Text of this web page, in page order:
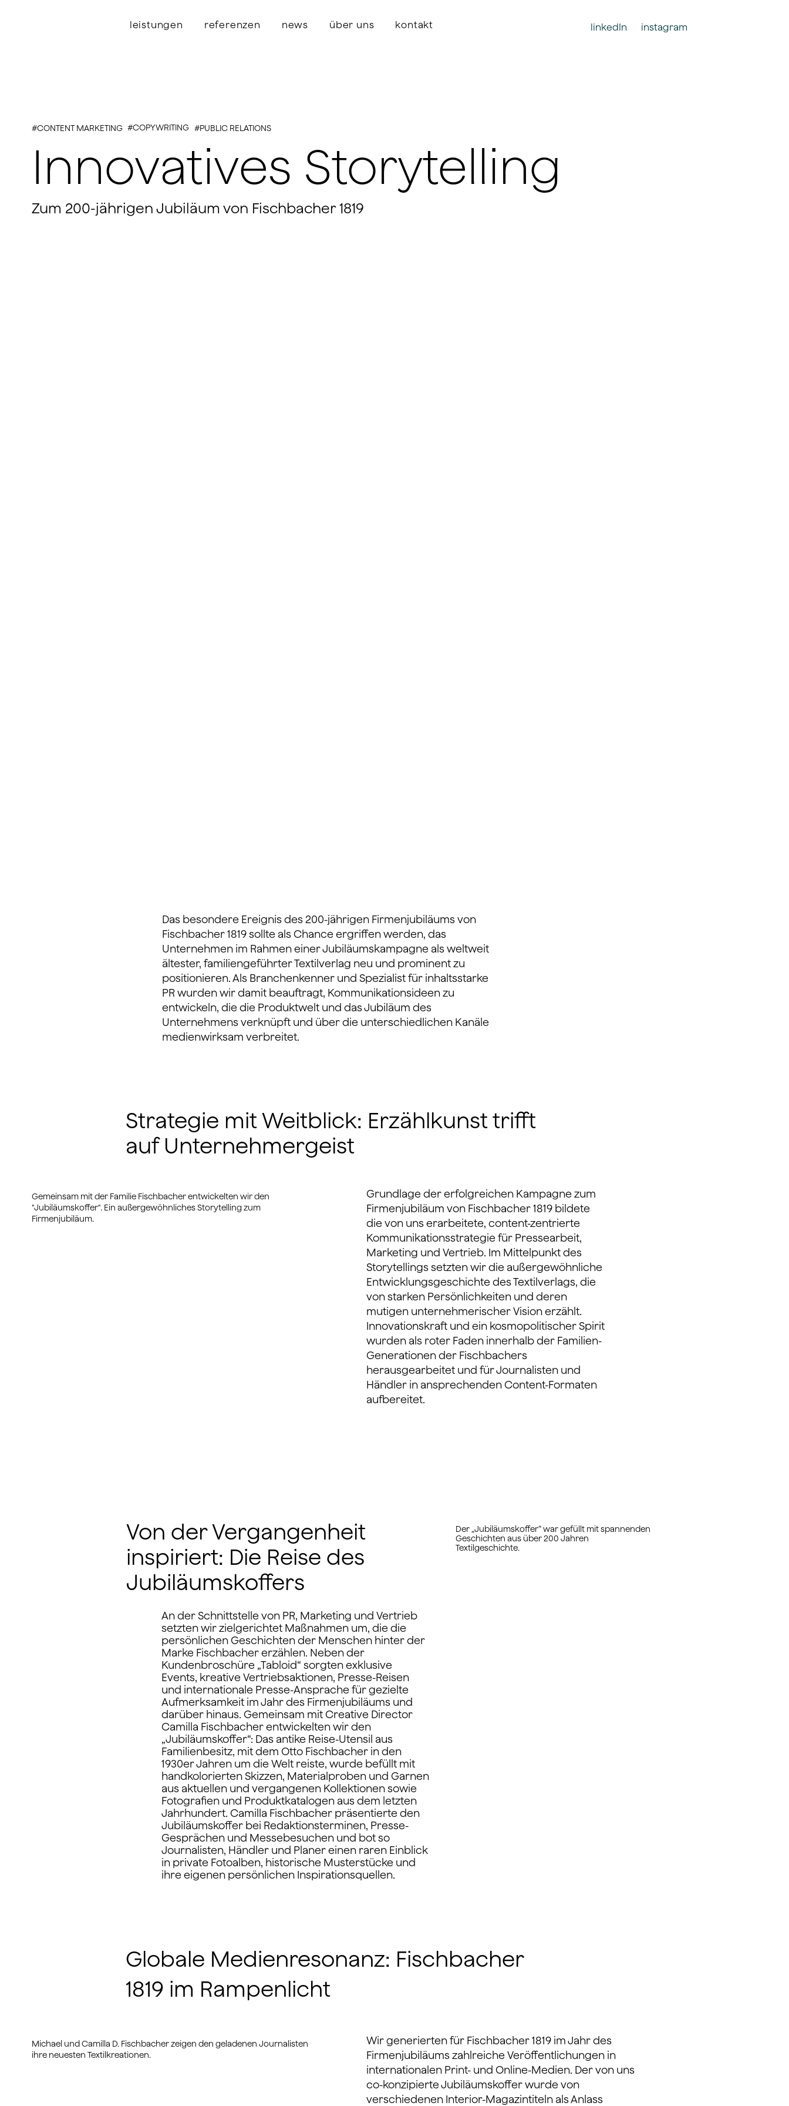
leistungen referenzen news über uns kontakt instagram
linkedIn
Innovatives Storytelling
Zum 200-jährigen Jubiläum von Fischbacher 1819
#PUBLIC RELATIONS
#COPYWRITING
#CONTENT MARKETING
Das besondere Ereignis des 200-jährigen Firmenjubiläums von
Fischbacher 1819 sollte als Chance ergriffen werden, das
Unternehmen im Rahmen einer Jubiläumskampagne als weltweit
ältester, familiengeführter Textilverlag neu und prominent zu
positionieren. Als Branchenkenner und Spezialist für inhaltsstarke
PR wurden wir damit beauftragt, Kommunikationsideen zu
entwickeln, die die Produktwelt und das Jubiläum des
Unternehmens verknüpft und über die unterschiedlichen Kanäle
medienwirksam verbreitet.
Strategie mit Weitblick: Erzählkunst trifft
auf Unternehmergeist
Grundlage der erfolgreichen Kampagne zum
Firmenjubiläum von Fischbacher 1819 bildete
die von uns erarbeitete, content-zentrierte
Kommunikationsstrategie für Pressearbeit,
Marketing und Vertrieb. Im Mittelpunkt des
Storytellings setzten wir die außergewöhnliche
Entwicklungsgeschichte des Textilverlags, die
von starken Persönlichkeiten und deren
mutigen unternehmerischer Vision erzählt.
Innovationskraft und ein kosmopolitischer Spirit
wurden als roter Faden innerhalb der Familien-
Generationen der Fischbachers
herausgearbeitet und für Journalisten und
Händler in ansprechenden Content-Formaten
aufbereitet.
Gemeinsam mit der Familie Fischbacher entwickelten wir den
"Jubiläumskoffer". Ein außergewöhnliches Storytelling zum
Firmenjubiläum.
Von der Vergangenheit
inspiriert: Die Reise des
Jubiläumskoffers
An der Schnittstelle von PR, Marketing und Vertrieb
setzten wir zielgerichtet Maßnahmen um, die die
persönlichen Geschichten der Menschen hinter der
Marke Fischbacher erzählen. Neben der
Kundenbroschüre „Tabloid“ sorgten exklusive
Events, kreative Vertriebsaktionen, Presse-Reisen
und internationale Presse-Ansprache für gezielte
Aufmerksamkeit im Jahr des Firmenjubiläums und
darüber hinaus. Gemeinsam mit Creative Director
Camilla Fischbacher entwickelten wir den
„Jubiläumskoffer“: Das antike Reise-Utensil aus
Familienbesitz, mit dem Otto Fischbacher in den
1930er Jahren um die Welt reiste, wurde befüllt mit
handkolorierten Skizzen, Materialproben und Garnen
aus aktuellen und vergangenen Kollektionen sowie
Fotografien und Produktkatalogen aus dem letzten
Jahrhundert. Camilla Fischbacher präsentierte den
Jubiläumskoffer bei Redaktionsterminen, Presse-
Gesprächen und Messebesuchen und bot so
Journalisten, Händler und Planer einen raren Einblick
in private Fotoalben, historische Musterstücke und
ihre eigenen persönlichen Inspirationsquellen.
Der „Jubiläumskoffer“ war gefüllt mit spannenden
Geschichten aus über 200 Jahren
Textilgeschichte.
Globale Medienresonanz: Fischbacher
1819 im Rampenlicht
Wir generierten für Fischbacher 1819 im Jahr des
Firmenjubiläums zahlreiche Veröffentlichungen in
internationalen Print- und Online-Medien. Der von uns
co-konzipierte Jubiläumskoffer wurde von
verschiedenen Interior-Magazintiteln als Anlass
Michael und Camilla D. Fischbacher zeigen den geladenen Journalisten
ihre neuesten Textilkreationen.